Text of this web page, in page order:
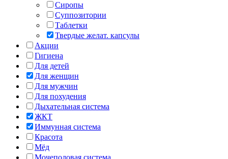
Сиропы
Суппозитории
Таблетки
Твердые желат. капсулы
Акции
Гигиена
Для детей
Для женщин
Для мужчин
Для похудения
Дыхательная система
ЖКТ
Иммунная система
Красота
Мёд